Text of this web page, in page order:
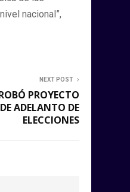
nacional”,
NEXT POST
PROYECTO
ADELANTO DE
ELECCIONES